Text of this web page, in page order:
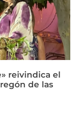
reivindica el
de las